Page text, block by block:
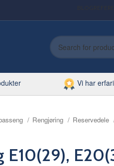
Vi har
Rengjøring Reservedele
E10(29),